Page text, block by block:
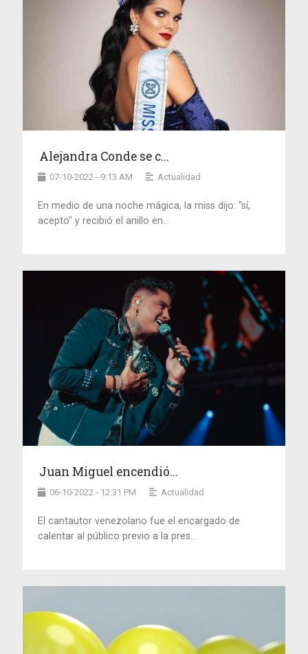
Alejandra Conde se c...
07-10-2022 - 9:13 AM Actualidad
En medio de una noche mágica, la miss dijo: "sí,
acepto" y recibió el anillo en...
Juan Miguel encendió...
06-10-2022 - 12:31 PM Actualidad
El cantautor venezolano fue el encargado de
calentar al público previo a la pres...